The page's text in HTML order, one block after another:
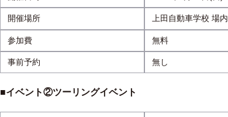
開催場所 上田自動車学校 場
参加費 無料
事前予約 無し
■イベント②ツーリングイベント